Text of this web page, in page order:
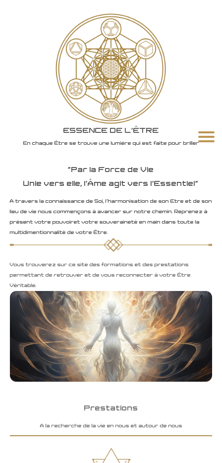
ESSENCE DE L'ÊTRE
En chaque Être se trouve une lumière qui est faite pour briller
"Par la Force de Vie
Unie vers elle, l'Âme agit vers l'Essentiel"
A travers la connaissance de Soi, l'harmonisation de son Etre et de son
lieu de vie nous commençons à avancer sur notre chemin. Reprenez à
présent votre pouvoiret votre souveraineté en main dans toute la
multidimentionnalité de votre Être.
Vous trouverez sur ce site des formations et des prestations
permettant de retrouver et de vous reconnecter à votre Être
Véritable.
Prestations
A la recherche de la vie en nous et autour de nous